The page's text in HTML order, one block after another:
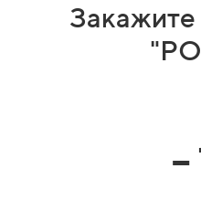
Закажите
-